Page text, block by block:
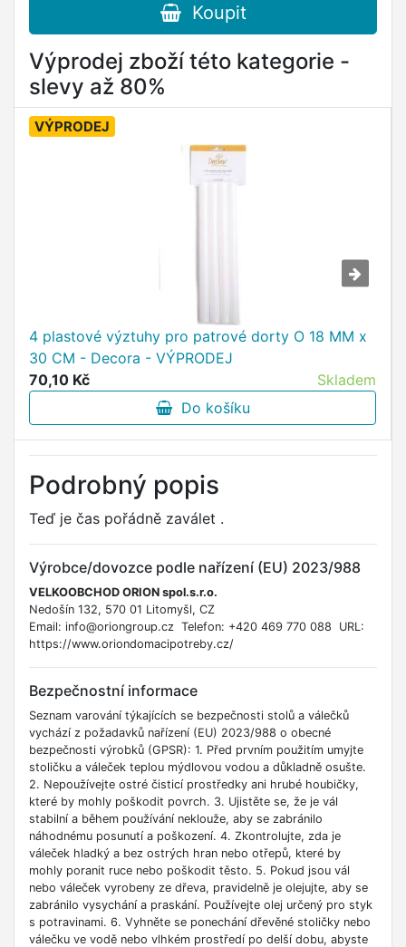
Koupit
Výprodej zboží této kategorie -
slevy až 80%
VÝPRODEJ
4 plastové výztuhy pro patrové dorty O 18 MM x
30 CM - Decora - VÝPRODEJ
70,10 Kč
Skladem
Do košíku
Podrobný popis
Teď je čas pořádně zaválet .
Výrobce/dovozce podle nařízení (EU) 2023/988
VELKOOBCHOD ORION spol.s.r.o.
Nedošín 132, 570 01 Litomyšl, CZ
Email: info@oriongroup.cz Telefon: +420 469 770 088 URL:
https://www.oriondomacipotreby.cz/
Bezpečnostní informace
Seznam varování týkajících se bezpečnosti stolů a válečků
vychází z požadavků nařízení (EU) 2023/988 o obecné
bezpečnosti výrobků (GPSR): 1. Před prvním použitím umyjte
stoličku a váleček teplou mýdlovou vodou a důkladně osušte.
2. Nepoužívejte ostré čisticí prostředky ani hrubé houbičky,
které by mohly poškodit povrch. 3. Ujistěte se, že je vál
stabilní a během používání neklouže, aby se zabránilo
náhodnému posunutí a poškození. 4. Zkontrolujte, zda je
váleček hladký a bez ostrých hran nebo otřepů, které by
mohly poranit ruce nebo poškodit těsto. 5. Pokud jsou vál
nebo váleček vyrobeny ze dřeva, pravidelně je olejujte, aby se
zabránilo vysychání a praskání. Používejte olej určený pro styk
s potravinami. 6. Vyhněte se ponechání dřevěné stoličky nebo
válečku ve vodě nebo vlhkém prostředí po delší dobu, abyste